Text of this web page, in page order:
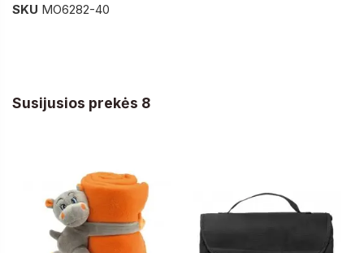
SKU MO6282-40
Susijusios prekės 8